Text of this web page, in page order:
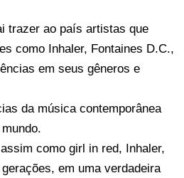
trazer ao país artistas que
como Inhaler, Fontaines D.C.,
em seus gêneros e
da música contemporânea
como girl in red, Inhaler,
em uma verdadeira